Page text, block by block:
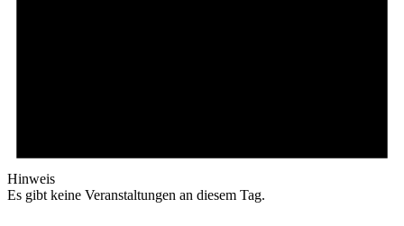
Hinweis
Es gibt keine Veranstaltungen an diesem Tag.